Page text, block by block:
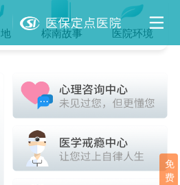
棕南故事 医院环境
免
费